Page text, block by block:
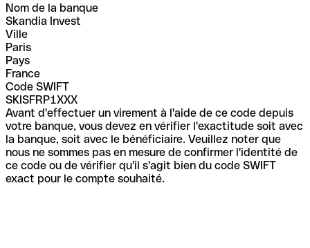
Nom de la banque
Skandia Invest
Ville
Paris
Pays
France
Code SWIFT
SKISFRP1XXX
Avant d'effectuer un virement à l'aide de ce code depuis
votre banque, vous devez en vérifier l'exactitude soit avec
la banque, soit avec le bénéficiaire. Veuillez noter que
nous ne sommes pas en mesure de confirmer l'identité de
ce code ou de vérifier qu'il s'agit bien du code SWIFT
exact pour le compte souhaité.